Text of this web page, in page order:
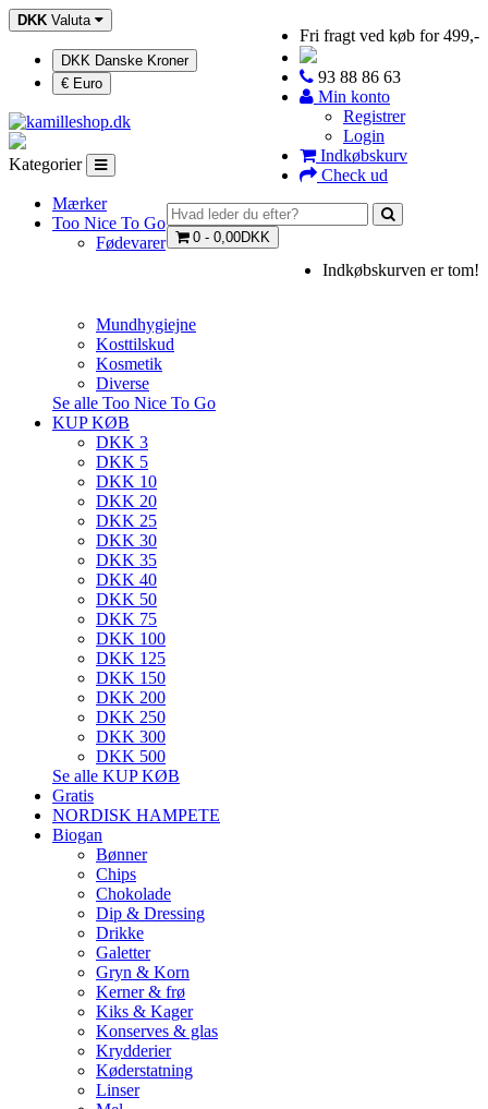
DKK Valuta
DKK Danske Kroner
€ Euro
Fri fragt ved køb for 499,-
93 88 86 63
Min konto
Registrer
Login
Indkøbskurv
Check ud
0 - 0,00DKK
Indkøbskurven er tom!
Kategorier
Mærker
Too Nice To Go
Fødevarer
Mundhygiejne
Kosttilskud
Kosmetik
Diverse
Se alle Too Nice To Go
KUP KØB
DKK 3
DKK 5
DKK 10
DKK 20
DKK 25
DKK 30
DKK 35
DKK 40
DKK 50
DKK 75
DKK 100
DKK 125
DKK 150
DKK 200
DKK 250
DKK 300
DKK 500
Se alle KUP KØB
Gratis
NORDISK HAMPETE
Biogan
Bønner
Chips
Chokolade
Dip & Dressing
Drikke
Galetter
Gryn & Korn
Kerner & frø
Kiks & Kager
Konserves & glas
Krydderier
Køderstatning
Linser